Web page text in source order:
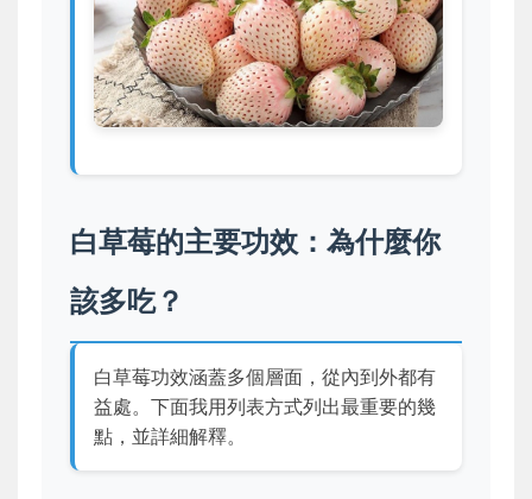
白草莓的主要功效：為什麼你
該多吃？
白草莓功效涵蓋多個層面，從內到外都有
益處。下面我用列表方式列出最重要的幾
點，並詳細解釋。